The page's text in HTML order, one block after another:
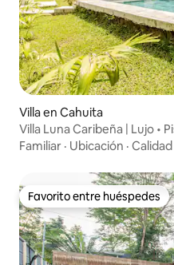
Villa en Cahuita
Villa Luna Caribeña | Lujo •
Familiar · Ubicación ·
Favorito entre huéspedes
Favorito entre huéspedes